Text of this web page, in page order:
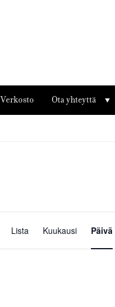
Verkosto Ota yhteyttä
Views
Lista Kuukausi Päivä